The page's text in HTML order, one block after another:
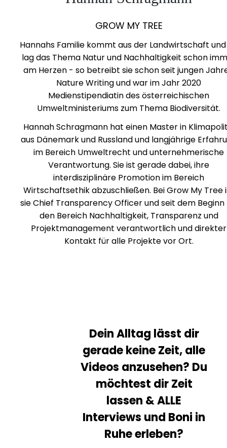
GROW MY TREE
Hannahs Familie kommt aus der Landwirtschaft
lag das Thema Natur und Nachhaltigkeit schon
am Herzen - so betreibt sie schon seit jungen
Nature Writing und war im Jahr 2020
Medienstipendiatin des österreichischen
Umweltministeriums zum Thema Biodiversität.
Hannah Schragmann hat einen Master in
aus Dänemark und Russland und langjährige
im Bereich Umweltrecht und unternehmerische
Verantwortung. Sie ist gerade dabei, ihre
interdisziplinäre Promotion im Bereich
Wirtschaftsethik abzuschließen. Bei Grow My Tree
sie Chief Transparency Officer und seit dem Beginn
den Bereich Nachhaltigkeit, Transparenz und
Projektmanagement verantwortlich und direkter
Kontakt für alle Projekte vor Ort.
Dein Alltag lässt dir
gerade keine Zeit, alle
Videos anzusehen? Du
möchtest dir Zeit
lassen & ALLE
Interviews und Boni in
Ruhe erleben?